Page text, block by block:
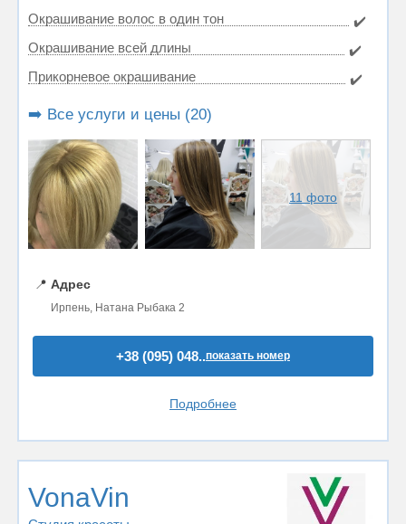
Окрашивание волос в один тон
✔️
Окрашивание всей длины
✔️
Прикорневое окрашивание
✔️
➡️ Все услуги и цены (20)
11 фото
📍 Адрес
Ирпень, Натана Рыбака 2
+38 (095) 048..показать номер
Подробнее
VonaVin